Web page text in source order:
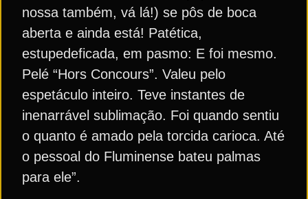
nossa também, vá lá!) se pôs de boca
aberta e ainda está! Patética,
estupedeficada, em pasmo: E foi mesmo.
Pelé “Hors Concours”. Valeu pelo
espetáculo inteiro. Teve instantes de
inenarrável sublimação. Foi quando sentiu
o quanto é amado pela torcida carioca. Até
o pessoal do Fluminense bateu palmas
para ele”.